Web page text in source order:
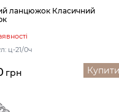
ланцюжок Класичний
ц-21/0ч
грн Купити